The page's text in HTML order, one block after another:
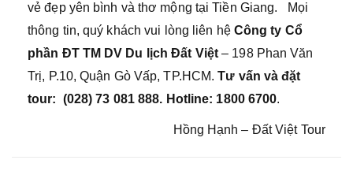
vẻ đẹp yên bình và thơ mộng tại Tiền Giang. Mọi
thông tin, quý khách vui lòng liên hệ Công ty Cổ
phần ĐT TM DV Du lịch Đất Việt – 198 Phan Văn
Trị, P.10, Quận Gò Vấp, TP.HCM.Tư vấn và đặt
tour: (028) 73 081 888. Hotline: 1800 6700.
Hồng Hạnh – Đất Việt Tour